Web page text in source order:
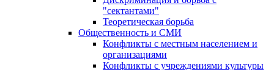
"сектантами"
Теоретическая борьба
Общественность и СМИ
Конфликты с местным населением и
организациями
Конфликты с учреждениями культуры